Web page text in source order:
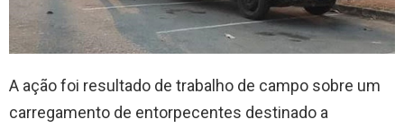
A ação foi resultado de trabalho de campo sobre um
carregamento de entorpecentes destinado a